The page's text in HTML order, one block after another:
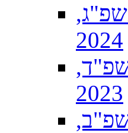
2024
2023